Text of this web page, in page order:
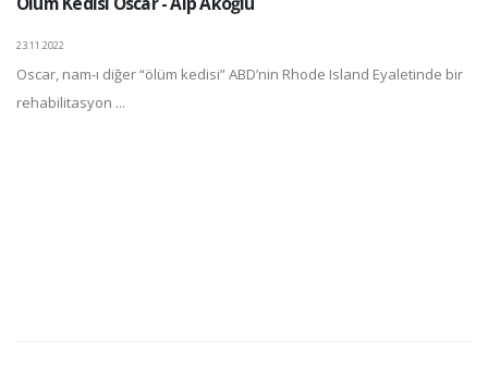
23.11.2022
Oscar, nam-ı diğer “ölüm kedisi” ABD’nin Rhode Island Eyaletinde bir
rehabilitasyon ...